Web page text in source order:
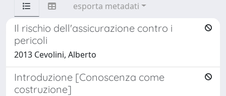
esporta metadati
Il rischio dell'assicurazione contro i
pericoli
2013 Cevolini, Alberto
Introduzione [Conoscenza come
costruzione]